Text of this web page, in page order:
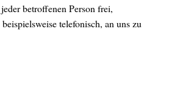
betroffenen Person frei,
telefonisch, an uns zu